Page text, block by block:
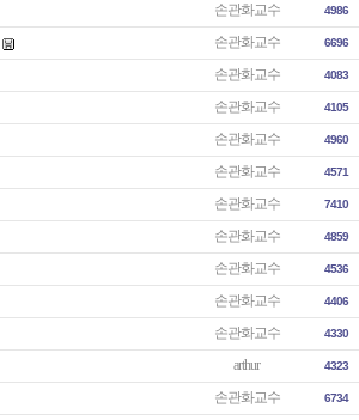
손관화교수 4986
손관화교수 6696
손관화교수 4083
손관화교수 4105
손관화교수 4960
손관화교수 4571
손관화교수 7410
손관화교수 4859
손관화교수 4536
손관화교수 4406
손관화교수 4330
arthur 4323
손관화교수 6734